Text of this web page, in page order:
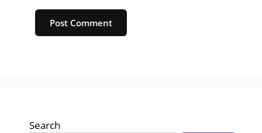
Website
Search